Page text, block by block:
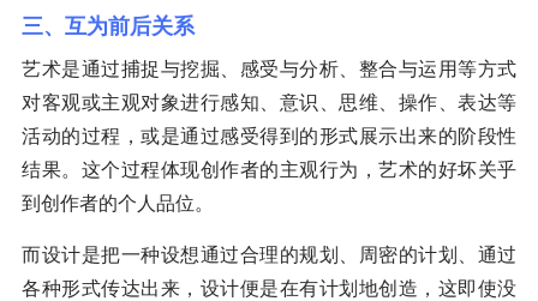
三、互为前后关系
艺术是通过捕捉与挖掘、感受与分析、整合与运用等方式
对客观或主观对象进行感知、意识、思维、操作、表达等
活动的过程，或是通过感受得到的形式展示出来的阶段性
结果。这个过程体现创作者的主观行为，艺术的好坏关乎
到创作者的个人品位。
而设计是把一种设想通过合理的规划、周密的计划、通过
各种形式传达出来，设计便是在有计划地创造，这即使没